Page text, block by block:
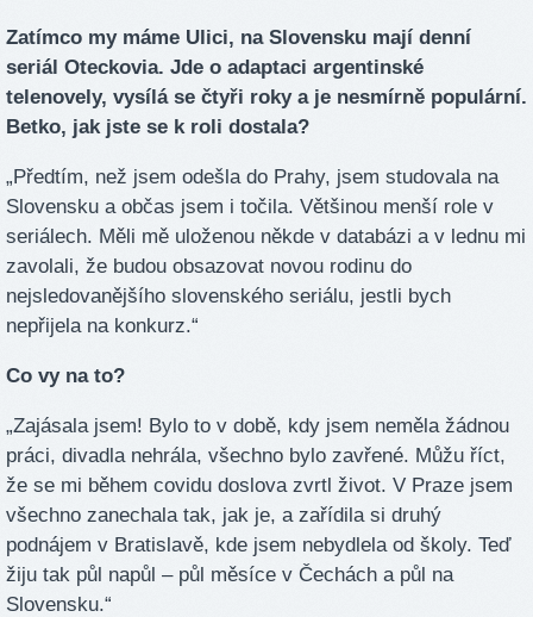
Zatímco my máme Ulici, na Slovensku mají denní
seriál Oteckovia. Jde o adaptaci argentinské
telenovely, vysílá se čtyři roky a je nesmírně populární.
Betko, jak jste se k roli dostala?
„Předtím, než jsem odešla do Prahy, jsem studovala na
Slovensku a občas jsem i točila. Většinou menší role v
seriálech. Měli mě uloženou někde v databázi a v lednu mi
zavolali, že budou obsazovat novou rodinu do
nejsledovanějšího slovenského seriálu, jestli bych
nepřijela na konkurz.“
Co vy na to?
„Zajásala jsem! Bylo to v době, kdy jsem neměla žádnou
práci, divadla nehrála, všechno bylo zavřené. Můžu říct,
že se mi během covidu doslova zvrtl život. V Praze jsem
všechno zanechala tak, jak je, a zařídila si druhý
podnájem v Bratislavě, kde jsem nebydlela od školy. Teď
žiju tak půl napůl – půl měsíce v Čechách a půl na
Slovensku.“